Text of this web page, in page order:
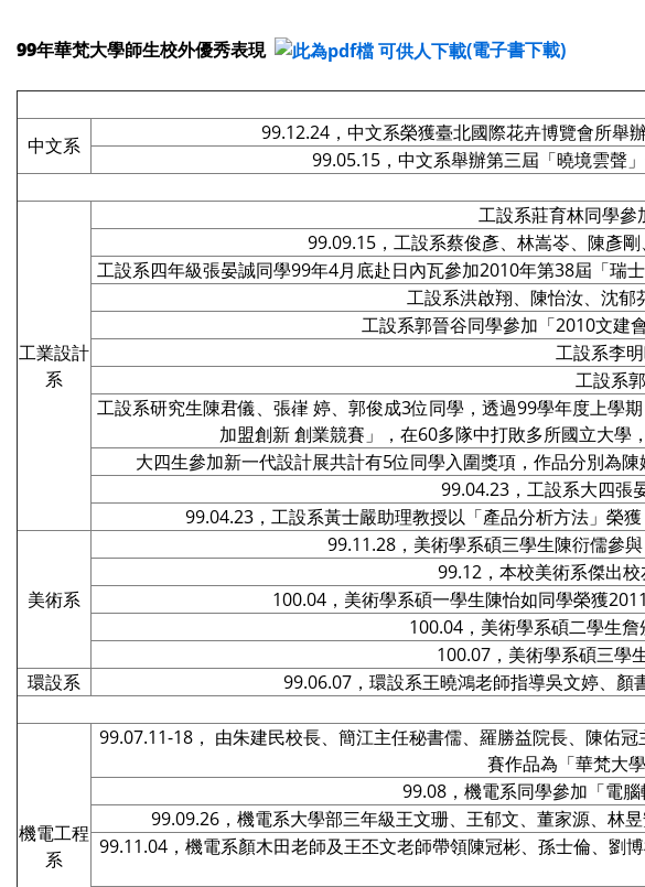
99年華梵大學師生校外優秀表現 (電子書下載)
中文系
99.12.24，中文系榮獲臺北國際花卉博覽會所舉
99.05.15，中文系舉辦第三屆「曉境雲聲
工業設計
系
工設系莊育林同學參
99.09.15，工設系蔡俊彥、林嵩岺、陳彥
工設系四年級張晏誠同學99年4月底赴日內瓦參加2010年第38屆「瑞
工設系洪啟翔、陳怡汝、沈郁
工設系郭晉谷同學參加「2010文建
工設系李
工設系
工設系研究生陳君儀、張嵂 婷、郭俊成3位同學，透過99學年度上學
加盟創新 創業競賽」，在60多隊中打敗多所國立大學
大四生參加新一代設計展共計有5位同學入圍獎項，作品分別為
99.04.23，工設系大四張
99.04.23，工設系黃士嚴助理教授以「產品分析方法」榮
美術系
99.11.28，美術學系碩三學生陳衍儒參
99.12，本校美術系傑出校
100.04，美術學系碩一學生陳怡如同學榮獲
100.04，美術學系碩二學生
100.07，美術學系碩三學
環設系
99.06.07，環設系王曉鴻老師指導吳文婷、顏
機電工程
系
99.07.11-18， 由朱建民校長、簡江主任秘書儒、羅勝益院長、陳佑
賽作品為「華梵大
99.08，機電系同學參加「電
99.09.26，機電系大學部三年級王文珊、王郁文、董家源、林
99.11.04，機電系顏木田老師及王丕文老師帶領陳冠彬、孫士倫、劉